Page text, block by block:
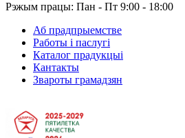
Рэжым працы: Пан - Пт 9:00 - 18:00
Аб прадпрыемстве
Работы і паслугі
Каталог прадукцыі
Кантакты
Звароты грамадзян